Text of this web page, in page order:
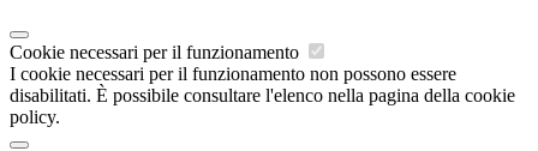
Cookie necessari per il funzionamento
I cookie necessari per il funzionamento non possono essere
disabilitati. È possibile consultare l'elenco nella pagina della cookie
policy.